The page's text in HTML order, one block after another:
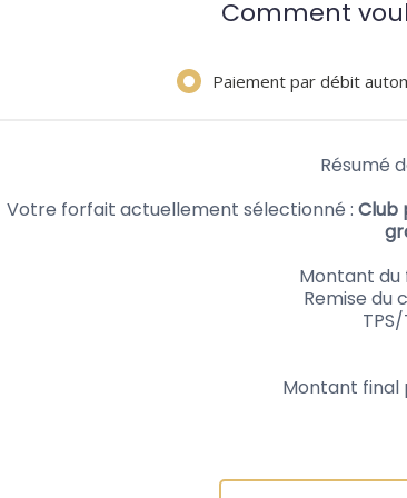
Comment
Paiement par débit
Résumé
Votre forfait actuellement sélectionné : Club
Montant du
Remise du
Montant final